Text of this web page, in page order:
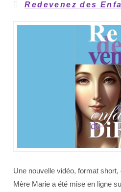
Redevenez des
Une nouvelle vidéo, format
Mère Marie a été mise en ligne